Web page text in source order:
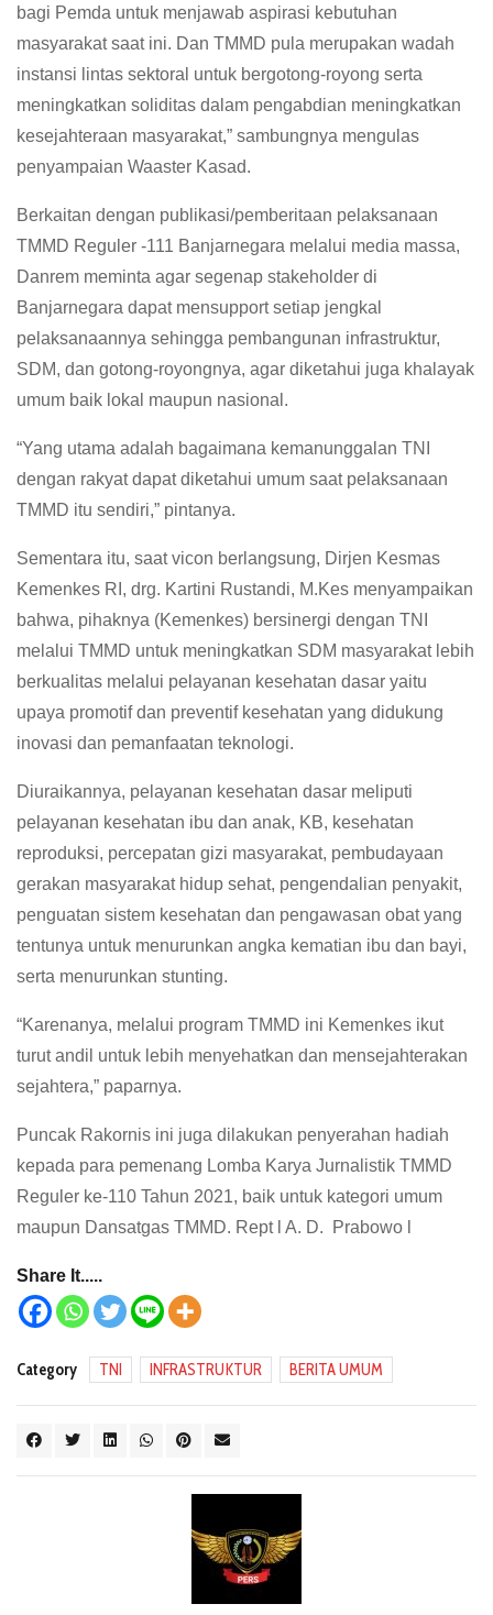
bagi Pemda untuk menjawab aspirasi kebutuhan
masyarakat saat ini. Dan TMMD pula merupakan wadah
instansi lintas sektoral untuk bergotong-royong serta
meningkatkan soliditas dalam pengabdian meningkatkan
kesejahteraan masyarakat,” sambungnya mengulas
penyampaian Waaster Kasad.
Berkaitan dengan publikasi/pemberitaan pelaksanaan
TMMD Reguler -111 Banjarnegara melalui media massa,
Danrem meminta agar segenap stakeholder di
Banjarnegara dapat mensupport setiap jengkal
pelaksanaannya sehingga pembangunan infrastruktur,
SDM, dan gotong-royongnya, agar diketahui juga khalayak
umum baik lokal maupun nasional.
“Yang utama adalah bagaimana kemanunggalan TNI
dengan rakyat dapat diketahui umum saat pelaksanaan
TMMD itu sendiri,” pintanya.
Sementara itu, saat vicon berlangsung, Dirjen Kesmas
Kemenkes RI, drg. Kartini Rustandi, M.Kes menyampaikan
bahwa, pihaknya (Kemenkes) bersinergi dengan TNI
melalui TMMD untuk meningkatkan SDM masyarakat lebih
berkualitas melalui pelayanan kesehatan dasar yaitu
upaya promotif dan preventif kesehatan yang didukung
inovasi dan pemanfaatan teknologi.
Diuraikannya, pelayanan kesehatan dasar meliputi
pelayanan kesehatan ibu dan anak, KB, kesehatan
reproduksi, percepatan gizi masyarakat, pembudayaan
gerakan masyarakat hidup sehat, pengendalian penyakit,
penguatan sistem kesehatan dan pengawasan obat yang
tentunya untuk menurunkan angka kematian ibu dan bayi,
serta menurunkan stunting.
“Karenanya, melalui program TMMD ini Kemenkes ikut
turut andil untuk lebih menyehatkan dan mensejahterakan
sejahtera,” paparnya.
Puncak Rakornis ini juga dilakukan penyerahan hadiah
kepada para pemenang Lomba Karya Jurnalistik TMMD
Reguler ke-110 Tahun 2021, baik untuk kategori umum
maupun Dansatgas TMMD. Rept l A. D. Prabowo l
Share It.....
Category TNI INFRASTRUKTUR BERITA UMUM